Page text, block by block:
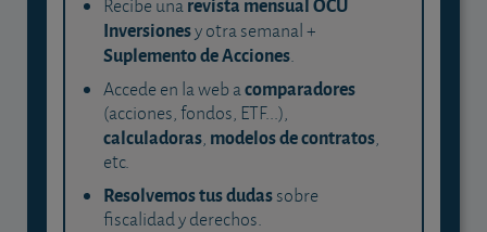
Recibe una
Inversionesy otra semanal +
Suplemento de Acciones.
Accede en la web acomparadores
(acciones, fondos, ETF...),
calculadoras, modelos de contratos,
etc.
Resolvemos tus dudassobre
fiscalidad y derechos.